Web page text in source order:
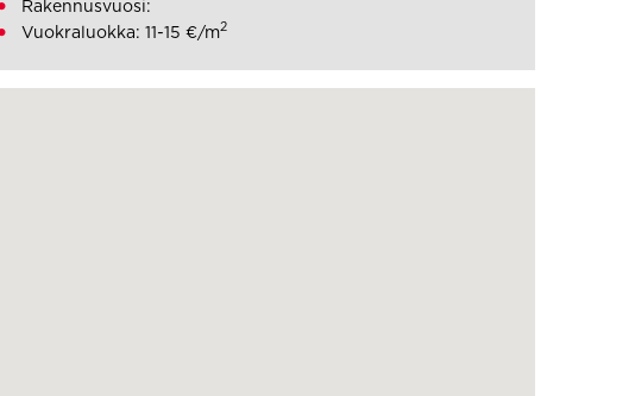
Rakennusvuosi:
Vuokraluokka: 11-15 €/m2